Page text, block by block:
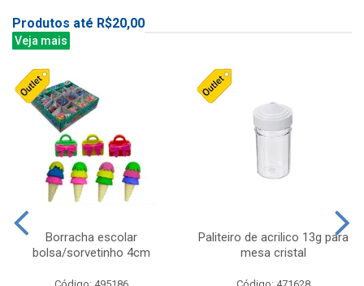
Produtos até R$20,00
Veja mais
Borracha escolar
bolsa/sorvetinho 4cm
Paliteiro de acrilico 13g para
mesa cristal